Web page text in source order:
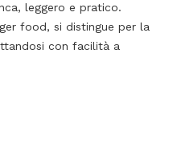
leggero e pratico.
food, si distingue per la
con facilità a